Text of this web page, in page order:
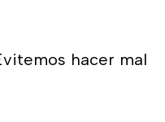
hacer mal